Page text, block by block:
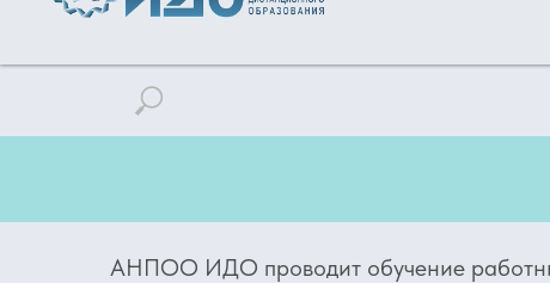
АНПОО ИДО проводит обучение